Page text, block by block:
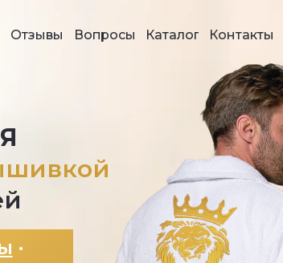
·
Контакты
Каталог
Вопросы
Отзывы